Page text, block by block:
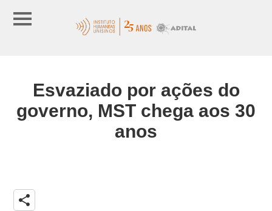
Esvaziado por ações do
governo, MST chega aos 30
anos
share